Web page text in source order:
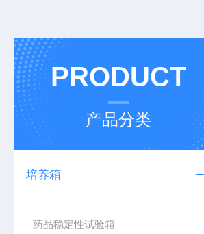
PRODUCT
产品分类
培养箱
药品稳定性试验箱